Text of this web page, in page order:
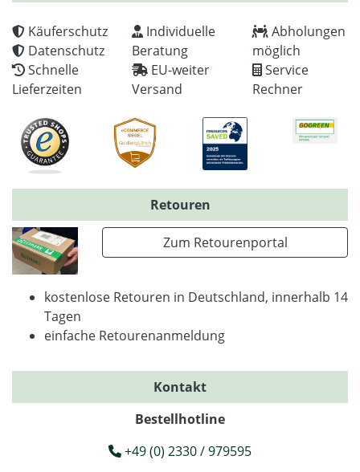
Käuferschutz
Datenschutz
Schnelle
Lieferzeiten
Individuelle
Beratung
EU-weiter
Versand
Abholungen
möglich
Service
Rechner
Retouren
Zum Retourenportal
kostenlose Retouren in Deutschland, innerhalb 14
Tagen
einfache Retourenanmeldung
Kontakt
Bestellhotline
+49 (0) 2330 / 979595